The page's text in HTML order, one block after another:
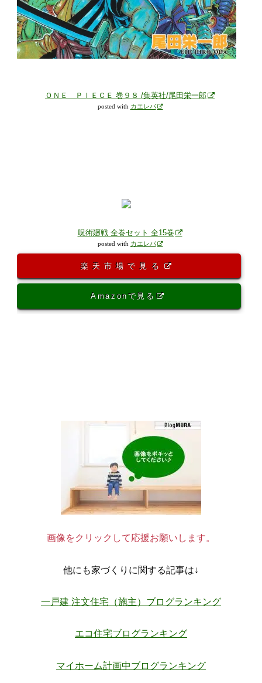
ＯＮＥ ＰＩＥＣＥ 巻９８ /集英社/尾田栄一郎
posted with カエレバ
呪術廻戦 全巻セット 全15巻
posted with カエレバ
楽天市場で見る
Amazonで見る
画像をクリックして応援お願いします。
他にも家づくりに関する記事は↓
一戸建 注文住宅（施主）ブログランキング
エコ住宅ブログランキング
マイホーム計画中ブログランキング